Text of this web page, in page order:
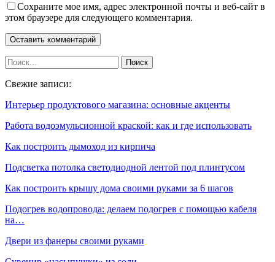
Сохраните мое имя, адрес электронной почты и веб-сайт в
этом браузере для следующего комментария.
Свежие записи:
Интерьер продуктового магазина: основные акценты
Работа водоэмульсионной краской: как и где использовать
Как построить дымоход из кирпича
Подсветка потолка светодиодной лентой под плинтусом
Как построить крышу дома своими руками за 6 шагов
Подогрев водопровода: делаем подогрев с помощью кабеля
на…
Двери из фанеры своими руками